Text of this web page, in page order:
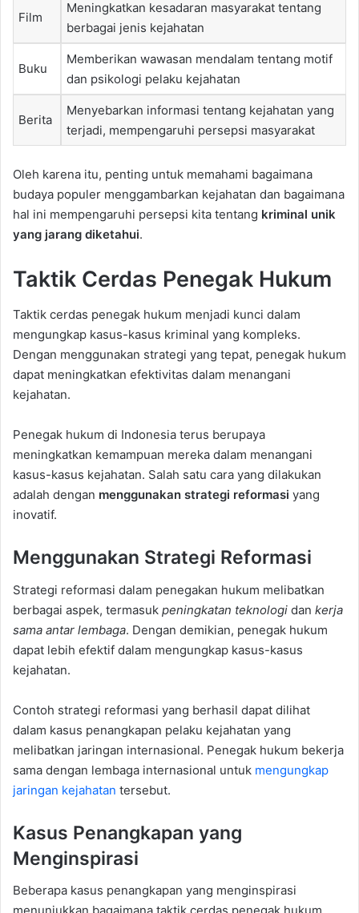
Film
Meningkatkan kesadaran masyarakat tentang
berbagai jenis kejahatan
Buku
Memberikan wawasan mendalam tentang motif
dan psikologi pelaku kejahatan
Berita
Menyebarkan informasi tentang kejahatan yang
terjadi, mempengaruhi persepsi masyarakat
Oleh karena itu, penting untuk memahami bagaimana
budaya populer menggambarkan kejahatan dan bagaimana
hal ini mempengaruhi persepsi kita tentang kriminal unik
yang jarang diketahui.
Taktik Cerdas Penegak Hukum
Taktik cerdas penegak hukum menjadi kunci dalam
mengungkap kasus-kasus kriminal yang kompleks.
Dengan menggunakan strategi yang tepat, penegak hukum
dapat meningkatkan efektivitas dalam menangani
kejahatan.
Penegak hukum di Indonesia terus berupaya
meningkatkan kemampuan mereka dalam menangani
kasus-kasus kejahatan. Salah satu cara yang dilakukan
adalah dengan menggunakan strategi reformasi yang
inovatif.
Menggunakan Strategi Reformasi
Strategi reformasi dalam penegakan hukum melibatkan
berbagai aspek, termasuk peningkatan teknologi dan kerja
sama antar lembaga. Dengan demikian, penegak hukum
dapat lebih efektif dalam mengungkap kasus-kasus
kejahatan.
Contoh strategi reformasi yang berhasil dapat dilihat
dalam kasus penangkapan pelaku kejahatan yang
melibatkan jaringan internasional. Penegak hukum bekerja
sama dengan lembaga internasional untuk mengungkap
jaringan kejahatan tersebut.
Kasus Penangkapan yang
Menginspirasi
Beberapa kasus penangkapan yang menginspirasi